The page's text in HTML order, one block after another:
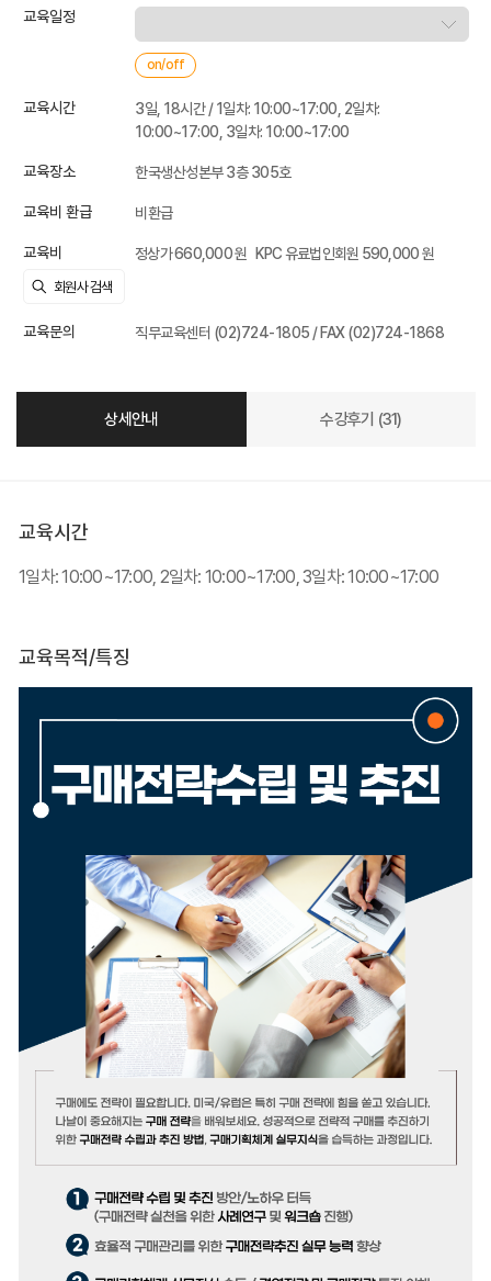
교육일정
on/off
교육시간
3일, 18시간 / 1일차: 10:00~17:00, 2일차:
10:00~17:00, 3일차: 10:00~17:00
교육장소 한국생산성본부 3층 305호
교육비 환급 비환급
교육비 정상가 660,000 원 KPC 유료법인회원 590,000 원
교육문의 직무교육센터 (02)724-1805 / FAX (02)724-1868
상세안내 수강후기 (31)
교육시간
1일차: 10:00~17:00, 2일차: 10:00~17:00, 3일차: 10:00~17:00
교육목적/특징